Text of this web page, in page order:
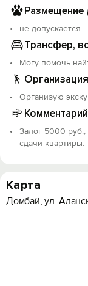
не допускается
Трансфер,
Могу помочь
Организую
Залог 5000 руб.,
сдачи квартиры.
Карта
Домбай, ул.